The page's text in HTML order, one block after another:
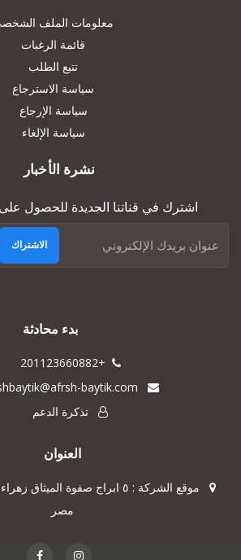
معلومات الملف
قائمة الرغبات
تتبع الطلب
سياسة الاسترجاع
سياسة الإرجاع
سياسة الإلغاء
نشرة الأخبار
اشترك في قناتنا الجديدة للحصول
الاشتراك
بدء محادثة
+201123660882
baytik.com
تذكرة الدعم
العنوان
موقع الشركة : ٥ ابراج صفوة
مصر